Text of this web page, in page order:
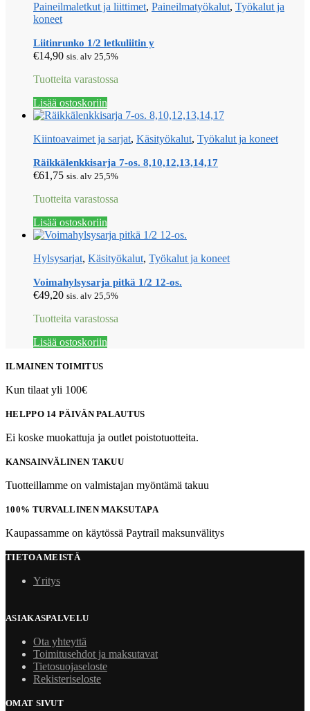
Paineilmaletkut ja liittimet, Paineilmatyökalut, Työkalut ja
koneet
Liitinrunko 1/2 letkuliitin y
€14,90 sis. alv 25,5%
Tuotteita varastossa
Lisää ostoskoriin
Kiintoavaimet ja sarjat, Käsityökalut, Työkalut ja koneet
Räikkälenkkisarja 7-os. 8,10,12,13,14,17
€61,75 sis. alv 25,5%
Tuotteita varastossa
Lisää ostoskoriin
Hylsysarjat, Käsityökalut, Työkalut ja koneet
Voimahylsysarja pitkä 1/2 12-os.
€49,20 sis. alv 25,5%
Tuotteita varastossa
Lisää ostoskoriin
ILMAINEN TOIMITUS
Kun tilaat yli 100€
HELPPO 14 PÄIVÄN PALAUTUS
Ei koske muokattuja ja outlet poistotuotteita.
KANSAINVÄLINEN TAKUU
Tuotteillamme on valmistajan myöntämä takuu
100% TURVALLINEN MAKSUTAPA
Kaupassamme on käytössä Paytrail maksunvälitys
TIETOA MEISTÄ
Yritys
ASIAKASPALVELU
Ota yhteyttä
Toimitusehdot ja maksutavat
Tietosuojaseloste
Rekisteriseloste
OMAT SIVUT